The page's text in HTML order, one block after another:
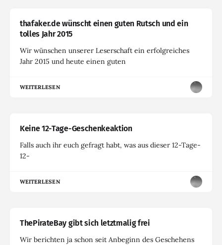
thafaker.de wünscht einen guten Rutsch und ein
tolles Jahr 2015
Wir wünschen unserer Leserschaft ein erfolgreiches
Jahr 2015 und heute einen guten
WEITERLESEN
Keine 12-Tage-Geschenkeaktion
Falls auch ihr euch gefragt habt, was aus dieser 12-Tage-
12-
WEITERLESEN
ThePirateBay gibt sich letztmalig frei
Wir berichten ja schon seit Anbeginn des Geschehens